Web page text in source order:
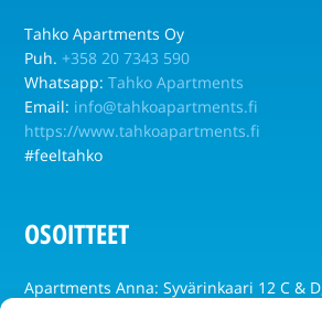
Tahko Apartments Oy
Puh. +358 20 7343 590
Whatsapp:Tahko Apartments
Email: info@tahkoapartments.fi
https://www.tahkoapartments.fi
#feeltahko
OSOITTEET
Apartments Anna: Syvärinkaari 12 C &